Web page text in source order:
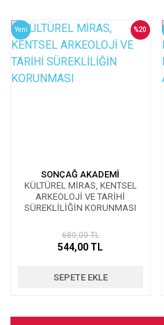
Yeni
SONÇAĞ AKADEMİ
KÜLTÜREL MİRAS, KENTSEL
ARKEOLOJİ VE TARİHİ
SÜREKLİLİĞİN KORUNMASI
%20
680,00 TL
544,00 TL
SEPETE EKLE